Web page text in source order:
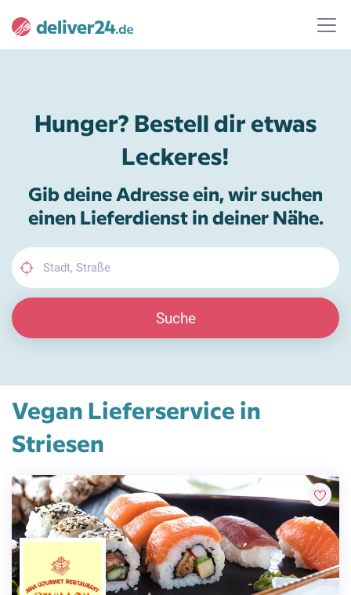
Hunger? Bestell dir etwas
Leckeres!
Gib deine Adresse ein, wir suchen
einen Lieferdienst in deiner Nähe.
Suche
Vegan Lieferservice in
Striesen